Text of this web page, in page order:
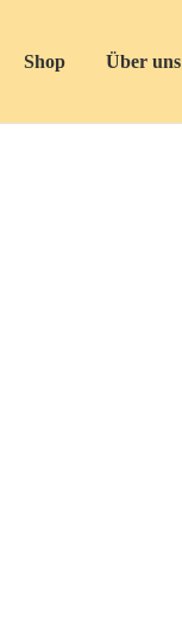
Shop Über uns